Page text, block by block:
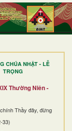
CHÚA NHẬT - LỄ
TRỌNG
Thường Niên -
Thầy đây, đừng
33)